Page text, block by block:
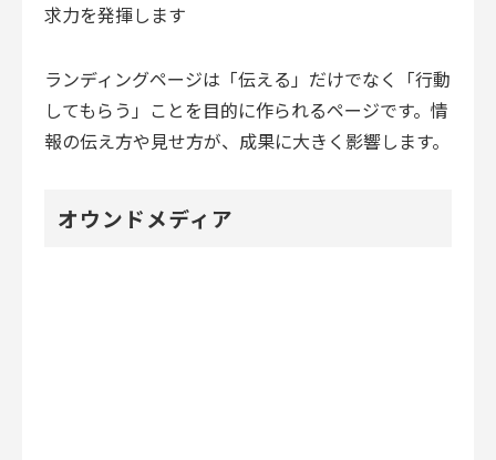
求力を発揮します
ランディングページは「伝える」だけでなく「行動
してもらう」ことを目的に作られるページです。情
報の伝え方や見せ方が、成果に大きく影響します。
オウンドメディア